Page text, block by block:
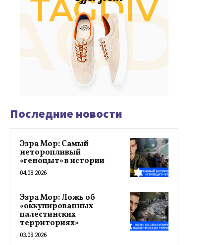
Последние новости
Эзра Мор: Самый
неторопливый
«геноцыт» в истории
04.08.2026
Эзра Мор: Ложь об
«оккупированных
палестинских
территориях»
03.08.2026